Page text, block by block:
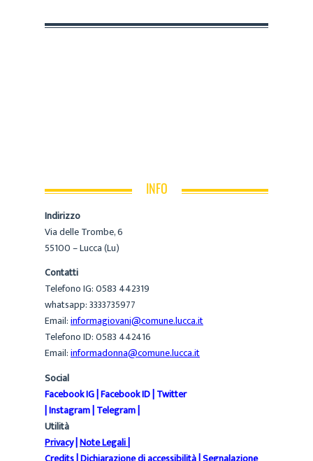
INFO
Indirizzo
Via delle Trombe, 6
55100 – Lucca (Lu)
Contatti
Telefono IG: 0583 442319
whatsapp: 3333735977
Email:informagiovani@comune.lucca.it
Telefono ID: 0583 442416
Email:informadonna@comune.lucca.it
Social
Facebook IG|Facebook ID|Twitter
|Instagram|Telegram|
Utilità
Privacy|Note Legali|